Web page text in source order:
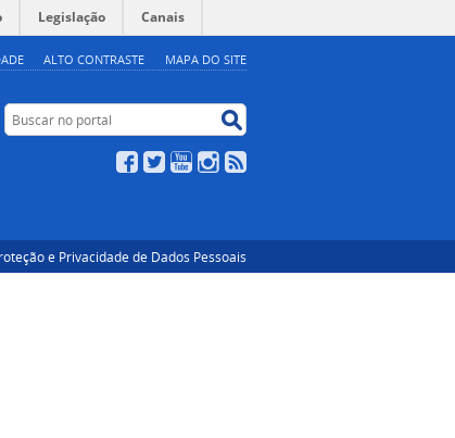
ALTO CONTRASTE MAPA DO SITE
Legislação Canais
Buscar no portal
Facebook
TwitterYouTubeInstagram
e Privacidade de Dados Pessoais